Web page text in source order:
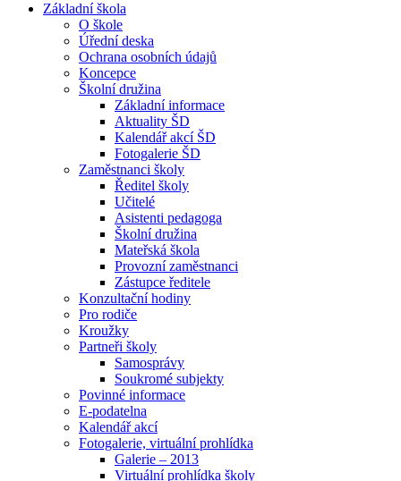
Základní škola
O škole
Úřední deska
Ochrana osobních údajů
Koncepce
Školní družina
Základní informace
Aktuality ŠD
Kalendář akcí ŠD
Fotogalerie ŠD
Zaměstnanci školy
Ředitel školy
Učitelé
Asistenti pedagoga
Školní družina
Mateřská škola
Provozní zaměstnanci
Zástupce ředitele
Konzultační hodiny
Pro rodiče
Kroužky
Partneři školy
Samosprávy
Soukromé subjekty
Povinné informace
E-podatelna
Kalendář akcí
Fotogalerie, virtuální prohlídka
Galerie – 2013
Virtuální prohlídka školy